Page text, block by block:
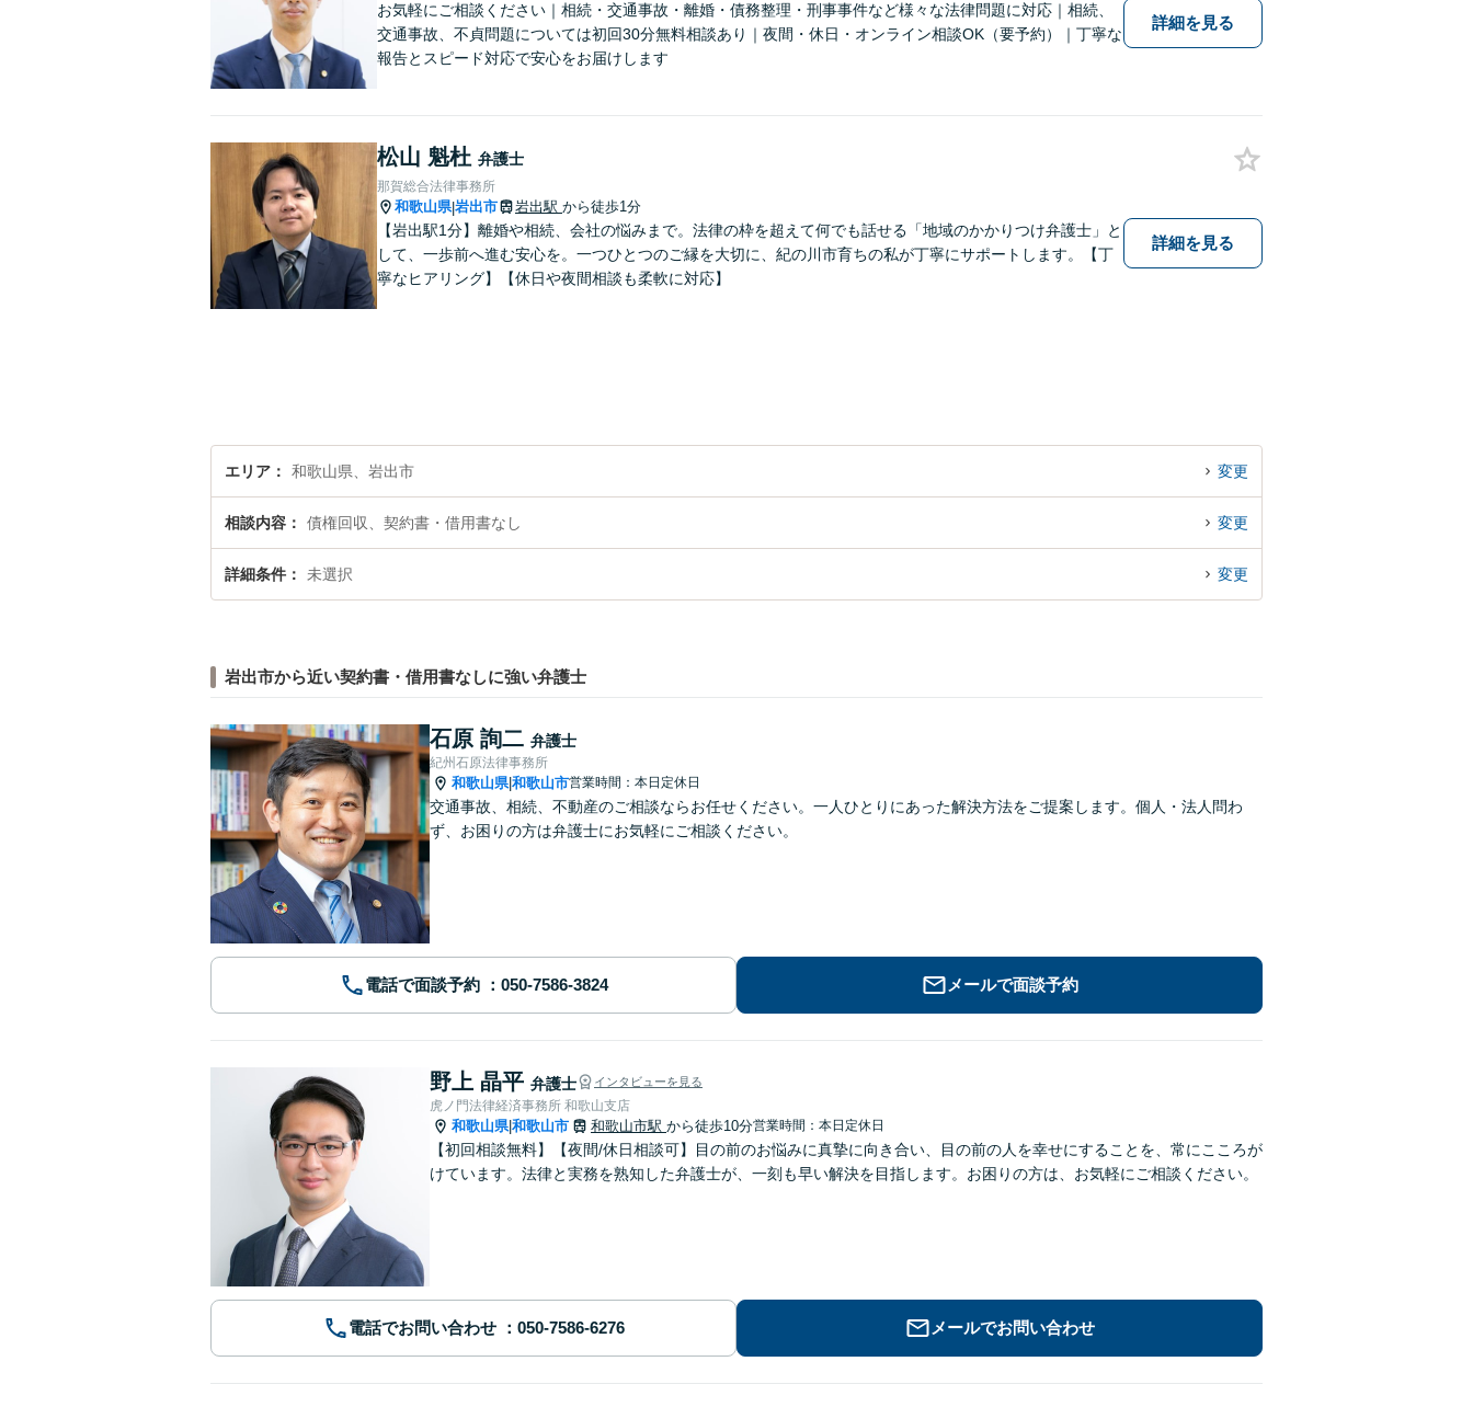
お気軽にご相談ください｜相続・交通事故・離婚・債務整理・刑事事件など様々な法律問題に対応｜相続、
交通事故、不貞問題については初回30分無料相談あり｜夜間・休日・オンライン相談OK（要予約）｜丁寧な
報告とスピード対応で安心をお届けします
詳細を見る
松山 魁杜 弁護士
那賀総合法律事務所
和歌山県|岩出市 岩出駅 から徒歩1分
【岩出駅1分】離婚や相続、会社の悩みまで。法律の枠を超えて何でも話せる「地域のかかりつけ弁護士」と
して、一歩前へ進む安心を。一つひとつのご縁を大切に、紀の川市育ちの私が丁寧にサポートします。【丁
寧なヒアリング】【休日や夜間相談も柔軟に対応】
詳細を見る
エリア 和歌山県、岩出市 変更
相談内容 債権回収、契約書・借用書なし 変更
詳細条件 未選択 変更
岩出市から近い契約書・借用書なしに強い弁護士
石原 詢二 弁護士
紀州石原法律事務所
和歌山県|和歌山市営業時間：本日定休日
交通事故、相続、不動産のご相談ならお任せください。一人ひとりにあった解決方法をご提案します。個人・法人問わ
ず、お困りの方は弁護士にお気軽にご相談ください。
電話で面談予約 メールで面談予約
野上 晶平 弁護士 インタビューを見る
虎ノ門法律経済事務所 和歌山支店
和歌山県|和歌山市 和歌山市駅 から徒歩10分営業時間：本日定休日
【初回相談無料】【夜間/休日相談可】目の前のお悩みに真摯に向き合い、目の前の人を幸せにすることを、常にこころが
けています。法律と実務を熟知した弁護士が、一刻も早い解決を目指します。お困りの方は、お気軽にご相談ください。
電話でお問い合わせ メールでお問い合わせ